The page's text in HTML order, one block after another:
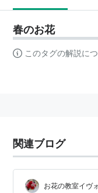
春のお花
このタグの解説に
関連ブログ
お花の教室イヴ